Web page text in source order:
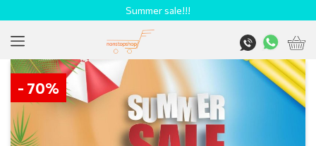
Summer sale!!!
- 70%